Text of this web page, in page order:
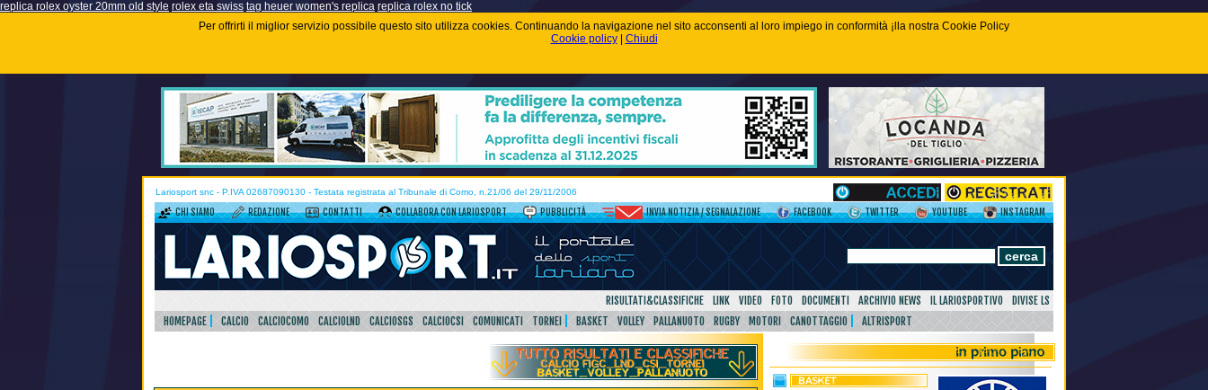
replica rolex oyster 20mm old style rolex eta swiss tag heuer women's replica replica rolex no tick
Per offrirti il miglior servizio possibile questo sito utilizza cookies. Continuando la navigazione nel sito acconsenti al loro impiego in conformità ¡lla nostra Cookie Policy
Cookie policy| Chiudi
Lariosport snc - P.IVA 02687090130 - Testata registrata al Tribunale di Como, n.21/06 del 29/11/2006
CHI SIAMO REDAZIONE CONTATTI COLLABORA CON LARIOSPORT PUBBLICITÀ INVIA NOTIZIA / SEGNALAZIONE FACEBOOK TWITTER YOUTUBE INSTAGRAM
RISULTATI&CLASSIFICHE LINK VIDEO FOTO DOCUMENTI ARCHIVIO NEWS IL LARIOSPORTIVO
DIVISE LS
HOMEPAGE
CALCIO CALCIOCOMO CALCIOLND CALCIOSGS CALCIOCSI COMUNICATI TORNEI BASKET VOLLEY PALLANUOTO RUGBY MOTORI CANOTTAGGIO ALTRISPORT